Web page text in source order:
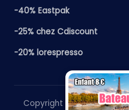
-40% Eastpak
-25% chez Cdiscount
-20% lorespresso
Copyright 2026 —
​Le